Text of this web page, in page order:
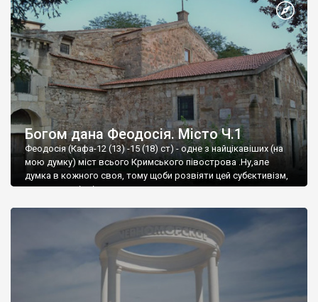
Богом дана Феодосія. Місто Ч.1
Феодосія (Кафа-12 (13) -15 (18) ст) - одне з найцікавіших (на
мою думку) міст всього Кримського півострова .Ну,але
думка в кожного своя, тому щоби розвіяти цей субєктивізм,
запрошую відвідати це